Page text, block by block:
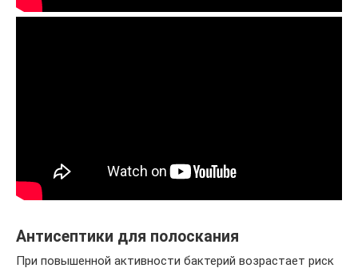
Антисептики для полоскания
При повышенной активности бактерий возрастает риск